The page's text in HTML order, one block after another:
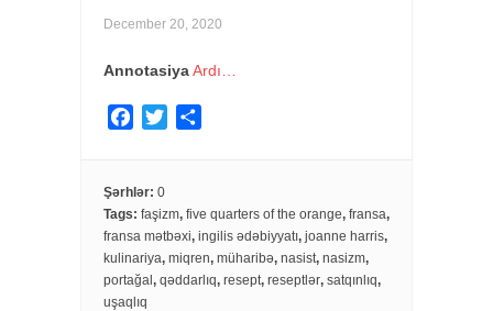
December 20, 2020
AnnotasiyaArdı…
e
b
o
o
k
t
e
r
e
Şərhlər: 0
Tags: faşizm, five quarters of the orange, fransa,
fransa mətbəxi, ingilis ədəbiyyatı, joanne harris,
kulinariya, miqren, müharibə, nasist, nasizm,
portağal, qəddarlıq, resept, reseptlər, satqınlıq,
uşaqlıq